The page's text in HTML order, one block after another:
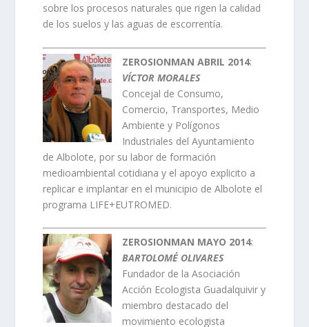
sobre los procesos naturales que rigen la calidad
de los suelos y las aguas de escorrentía.
ZEROSIONMAN ABRIL 2014:
VÍCTOR MORALES
Concejal de Consumo,
Comercio, Transportes, Medio
Ambiente y Polígonos
Industriales del Ayuntamiento
de Albolote, por su labor de formación
medioambiental cotidiana y el apoyo explicito a
replicar e implantar en el municipio de Albolote el
programa LIFE+EUTROMED.
ZEROSIONMAN MAYO 2014:
BARTOLOMÉ OLIVARES
Fundador de la Asociación
Acción Ecologista Guadalquivir y
miembro destacado del
movimiento ecologista